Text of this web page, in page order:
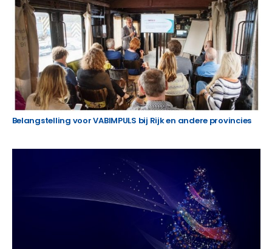
Belangstelling voor VABIMPULS bij Rijk en andere provincies